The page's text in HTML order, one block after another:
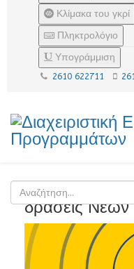
Κλίμακα του γκρί
Πληκτρολόγιο
Υπογράμμιση
2610 622711
Στοιχεία
δράσεις Νέων